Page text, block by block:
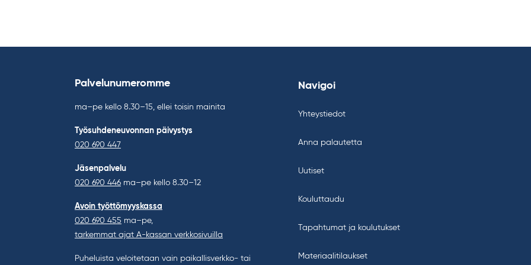
Palvelunumeromme
ma–pe kello 8.30–15, ellei toisin mainita
Työsuhdeneuvonnan päivystys
020 690 447
Jäsenpalvelu
020 690 446 ma–pe kello 8.30–12
Avoin työttömyyskassa
020 690 455 ma–pe,
tarkemmat ajat A-kassan verkkosivuilla
Puheluista veloitetaan vain paikallisverkko- tai
Navigoi
Yhteystiedot
Anna palautetta
Uutiset
Kouluttaudu
Tapahtumat ja koulutukset
Materiaalitilaukset